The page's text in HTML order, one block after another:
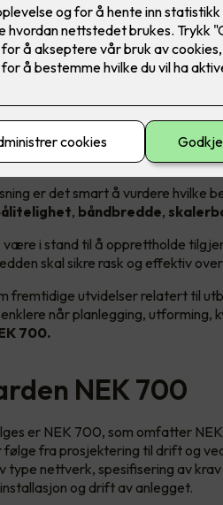
et datanettverk
er det smart å vurdere hvilke
, båndbredde,
i stand til å opprettholde
skal sikre rask og effektiv
fremtidige utvidelser relatert til
når planlegging, utforming,
700.
NEK 700
er NEK 700, som omfatter
følge fra prosjektering til drift og
type nettverk, spesifisering av
og drift av anlegget.